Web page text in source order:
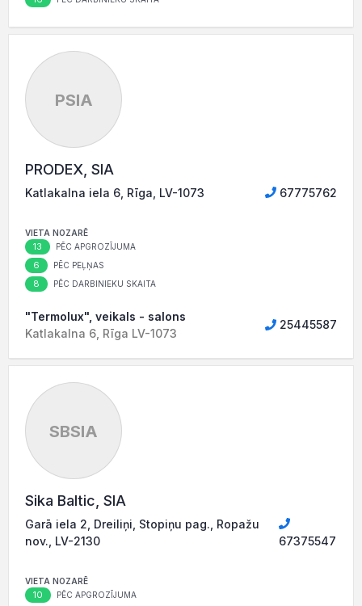
PSIA
PRODEX, SIA
Katlakalna iela 6, Rīga, LV-1073 67775762
VIETA NOZARĒ
13 PĒC APGROZĪJUMA
6 PĒC PEĻŅAS
8 PĒC DARBINIEKU SKAITA
"Termolux", veikals - salons
Katlakalna 6, Rīga LV-1073
25445587
SBSIA
Sika Baltic, SIA
Garā iela 2, Dreiliņi, Stopiņu pag., Ropažu
nov., LV-2130
67375547
VIETA NOZARĒ
10 PĒC APGROZĪJUMA